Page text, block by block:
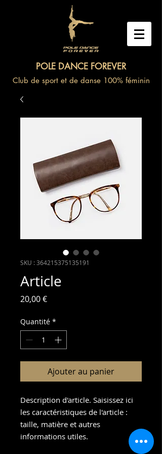
POLE DANCE FOREVER
Club de sport et de danse 100% féminin
SKU : 364215375135191
Article
20,00 €Prix
Quantité *
Ajouter au panier
Description d'article. Saisissez ici
les caractéristiques de l'article :
taille, matière et autres
informations utiles.